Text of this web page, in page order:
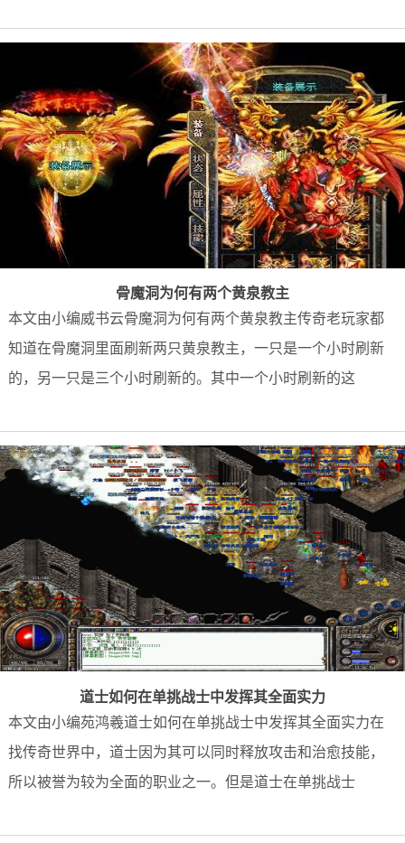
骨魔洞为何有两个黄泉教主
本文由小编威书云骨魔洞为何有两个黄泉教主传奇老玩家都
知道在骨魔洞里面刷新两只黄泉教主，一只是一个小时刷新
的，另一只是三个小时刷新的。其中一个小时刷新的这
道士如何在单挑战士中发挥其全面实力
本文由小编苑鸿羲道士如何在单挑战士中发挥其全面实力在
找传奇世界中，道士因为其可以同时释放攻击和治愈技能，
所以被誉为较为全面的职业之一。但是道士在单挑战士